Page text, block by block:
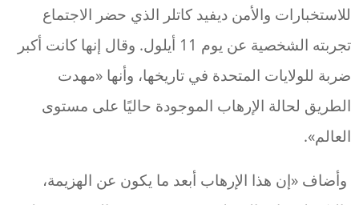
للاستخبارات والأمن ديفيد كاتلر الذي حضر الاجتماع
تجربته الشخصية عن يوم 11 أيلول. وقال إنها كانت أكبر
ضربة للولايات المتحدة في تاريخها، وأنها «مهدت
الطريق لحالة الإرهاب الموجودة حاليًا على مستوى
العالم».
وأضاف «إن هذا الإرهاب أبعد ما يكون عن الهزيمة،